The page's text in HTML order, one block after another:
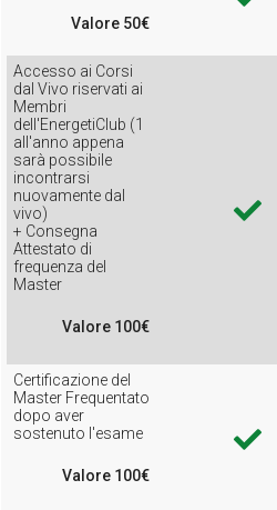
Valore 50€
Accesso ai Corsi
dal Vivo riservati ai
Membri
dell'EnergetiClub (1
all'anno appena
sarà possibile
incontrarsi
nuovamente dal
vivo)
+ Consegna
Attestato di
frequenza del
Master
Valore 100€
Certificazione del
Master Frequentato
dopo aver
sostenuto l'esame
Valore 100€